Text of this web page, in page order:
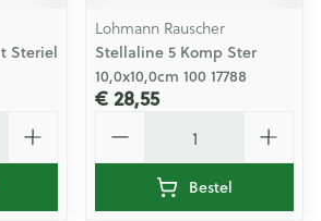
Steriel
Lohmann Rauscher
Stellaline 5 Komp Ster
10,0x10,0cm 100 17788
€ 28,55
Bestel